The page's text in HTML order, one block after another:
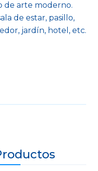
de arte moderno.
de estar, pasillo,
jardín, hotel, etc.